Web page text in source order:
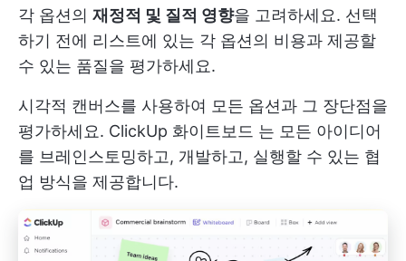
각 옵션의 재정적 및 질적 영향을 고려하세요. 선택
하기 전에 리스트에 있는 각 옵션의 비용과 제공할
수 있는 품질을 평가하세요.
시각적 캔버스를 사용하여 모든 옵션과 그 장단점을
평가하세요. ClickUp 화이트보드 는 모든 아이디어
를 브레인스토밍하고, 개발하고, 실행할 수 있는 협
업 방식을 제공합니다.